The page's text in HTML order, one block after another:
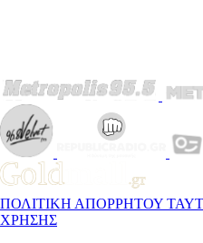
ΠΟΛΙΤΙΚΗ ΑΠΟΡΡΗΤΟΥ
ΧΡΗΣΗΣ